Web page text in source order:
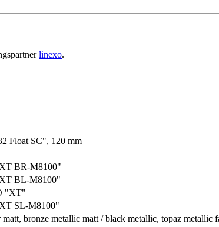
linexo.
Float SC", 120 mm
BR-M8100"
BL-M8100"
"XT"
SL-M8100"
bronze metallic matt / black metallic, topaz metallic